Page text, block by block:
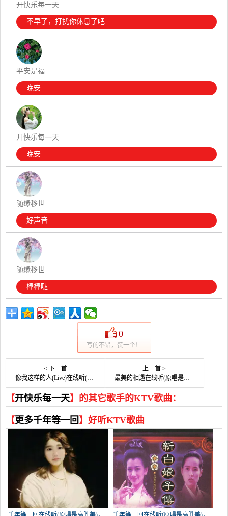
开快乐每一天
不早了，打扰你休息了吧
平安是福
晚安
开快乐每一天
晚安
随缘移世
好声音
随缘移世
棒棒哒
0
写的不错，赞一个！
< 下一首
像我这样的人(Live)在线听(原唱是毛不易)，依̶演唱点播:55次
上一首 >
最美的相遇在线听(原唱是李志洲)，追风骏马演唱点播:124次
【开快乐每一天】的其它歌手的KTV歌曲：
【更多千年等一回 】好听KTV歌曲